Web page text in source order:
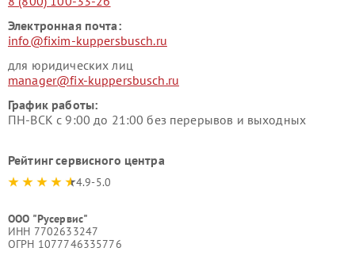
Электронная почта:
info@fixim-kuppersbusch.ru
для юридических лиц
manager@fix-kuppersbusch.ru
График работы:
ПН-ВСК с 9:00 до 21:00 без перерывов и выходных
Рейтинг сервисного центра
4.9-5.0
ООО "Русервис"
ИНН 7702633247
ОГРН 1077746335776